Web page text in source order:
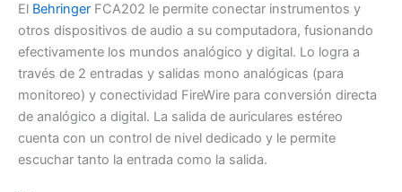
El Behringer FCA202 le permite conectar instrumentos y
otros dispositivos de audio a su computadora, fusionando
efectivamente los mundos analógico y digital. Lo logra a
través de 2 entradas y salidas mono analógicas (para
monitoreo) y conectividad FireWire para conversión directa
de analógico a digital. La salida de auriculares estéreo
cuenta con un control de nivel dedicado y le permite
escuchar tanto la entrada como la salida.